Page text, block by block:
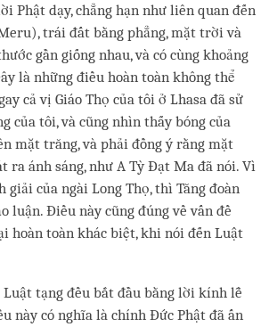
Phật dạy, chẳng hạn như liên quan đến
trái đất bằng phẳng, mặt trời và
gần giống nhau, và có cùng khoảng
là những điều hoàn toàn không thể
cả vị Giáo Thọ của tôi ở Lhasa đã sử
của tôi, và cũng nhìn thấy bóng của
mặt trăng, và phải đồng ý rằng mặt
ra ánh sáng, như A Tỳ Đạt Ma đã nói. Vì
giải của ngài Long Thọ, thì Tăng đoàn
luận. Điều này cũng đúng về vấn đề
hoàn toàn khác biệt, khi nói đến Luật
Luật tạng đều bắt đầu bằng lời kính lễ
này có nghĩa là chính Đức Phật đã ấn